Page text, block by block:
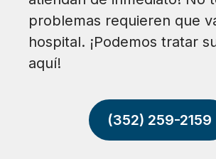
problemas requieren que
hospital. ¡Podemos tratar
aquí!
(352) 259-2159